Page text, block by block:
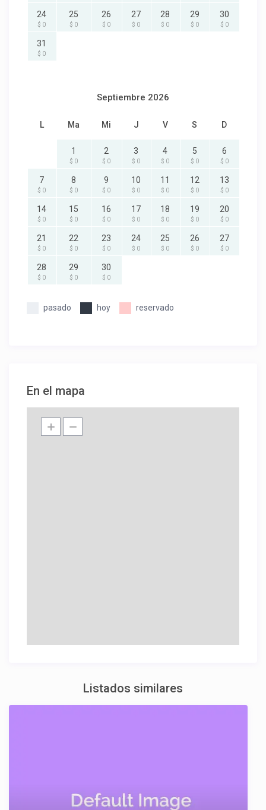
24
$ 0
25
$ 0
26
$ 0
27
$ 0
28
$ 0
29
$ 0
30
$ 0
31
$ 0
Septiembre 2026
L Ma Mi J V S D
1
$ 0
2
$ 0
3
$ 0
4
$ 0
5
$ 0
6
$ 0
7
$ 0
8
$ 0
9
$ 0
10
$ 0
11
$ 0
12
$ 0
13
$ 0
14
$ 0
15
$ 0
16
$ 0
17
$ 0
18
$ 0
19
$ 0
20
$ 0
21
$ 0
22
$ 0
23
$ 0
24
$ 0
25
$ 0
26
$ 0
27
$ 0
28
$ 0
29
$ 0
30
$ 0
pasado hoy reservado
En el mapa
Listados similares